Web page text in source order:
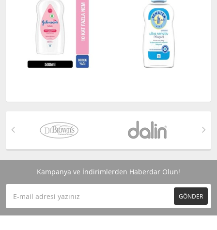
Kampanya ve İndirimlerden Haberdar Olun!
GÖNDER